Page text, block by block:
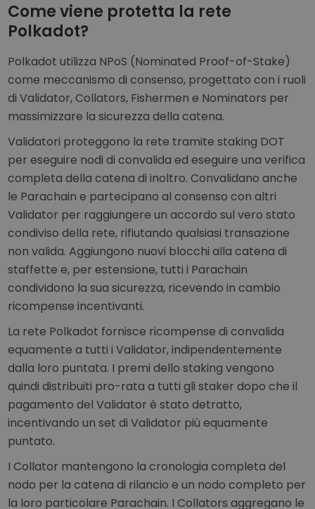
Come viene protetta la rete
Polkadot?
Polkadot utilizza NPoS (Nominated Proof-of-Stake)
come meccanismo di consenso, progettato con i ruoli
di Validator, Collators, Fishermen e Nominators per
massimizzare la sicurezza della catena.
Validatori proteggono la rete tramite staking DOT
per eseguire nodi di convalida ed eseguire una verifica
completa della catena di inoltro. Convalidano anche
le Parachain e partecipano al consenso con altri
Validator per raggiungere un accordo sul vero stato
condiviso della rete, rifiutando qualsiasi transazione
non valida. Aggiungono nuovi blocchi alla catena di
staffette e, per estensione, tutti i Parachain
condividono la sua sicurezza, ricevendo in cambio
ricompense incentivanti.
La rete Polkadot fornisce ricompense di convalida
equamente a tutti i Validator, indipendentemente
dalla loro puntata. I premi dello staking vengono
quindi distribuiti pro-rata a tutti gli staker dopo che il
pagamento del Validator è stato detratto,
incentivando un set di Validator più equamente
puntato.
I Collator mantengono la cronologia completa del
nodo per la catena di rilancio e un nodo completo per
la loro particolare Parachain. I Collators aggregano le